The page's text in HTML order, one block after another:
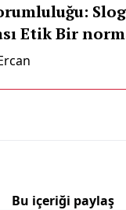
Etik Bir
Bu içeriği paylaş